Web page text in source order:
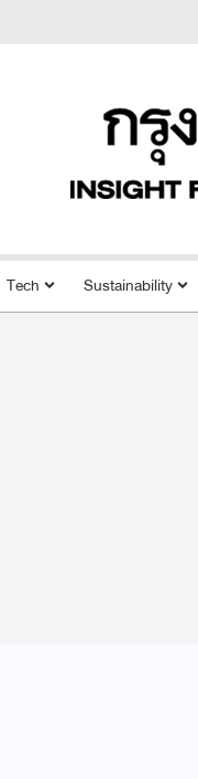
Tech Sustainability